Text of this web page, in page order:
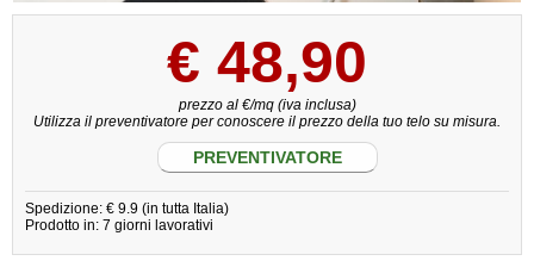
€ 48,90
prezzo al €/mq (iva inclusa)
Utilizza il preventivatore per conoscere il prezzo della tuo telo su misura.
PREVENTIVATORE
Spedizione: € 9.9 (in tutta Italia)
Prodotto in: 7 giorni lavorativi